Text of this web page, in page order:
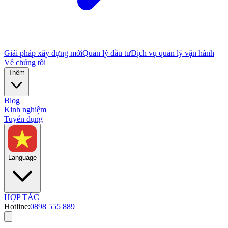
Giải pháp xây dựng mớiQuản lý đầu tưDịch vụ quản lý vận hành
Về chúng tôi
Thêm
Blog
Kinh nghiệm
Tuyển dụng
Language
HỢP TÁC
Hotline:0898 555 889